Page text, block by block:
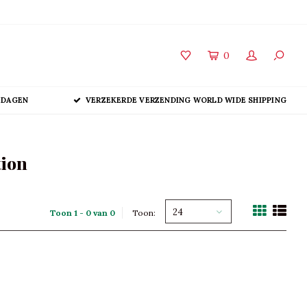
0
VERZEKERDE VERZENDING WORLD WIDE SHIPPING
Toon 1 - 0 van 0 Toon: 24